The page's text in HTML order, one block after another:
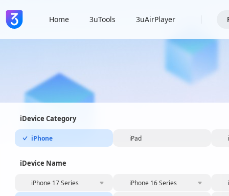
Home 3uTools 3uAirPlayer
iDevice Category
iPhone iPad
iDevice Name
iPhone 17 Series iPhone 16 Series